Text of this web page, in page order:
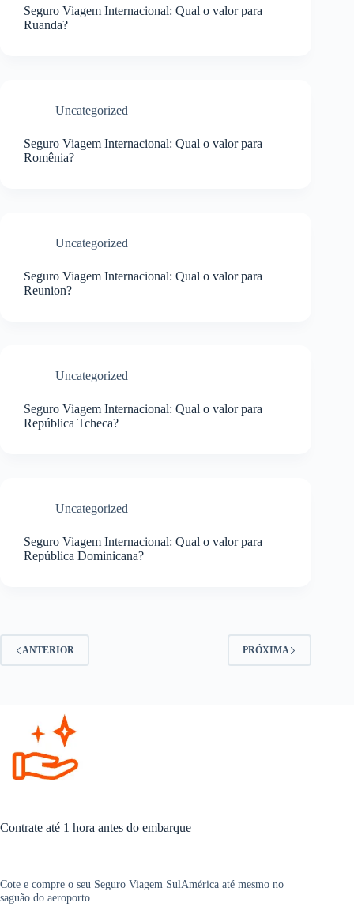
Seguro Viagem Internacional: Qual o valor para
Ruanda?
Uncategorized
Seguro Viagem Internacional: Qual o valor para
Romênia?
Uncategorized
Seguro Viagem Internacional: Qual o valor para
Reunion?
Uncategorized
Seguro Viagem Internacional: Qual o valor para
República Tcheca?
Uncategorized
Seguro Viagem Internacional: Qual o valor para
República Dominicana?
ANTERIOR PRÓXIMA
Contrate até 1 hora antes do embarque
Cote e compre o seu Seguro Viagem SulAmérica até mesmo no
saguão do aeroporto.